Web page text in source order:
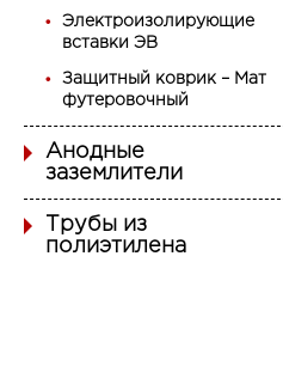
Электроизолирующие
вставки ЭВ
Защитный коврик – Мат
футеровочный
Анодные
заземлители
Трубы из
полиэтилена